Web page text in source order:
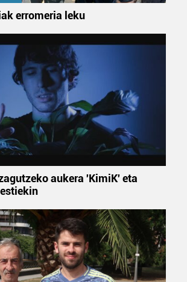
erromeria leku
aukera 'KimiK' eta